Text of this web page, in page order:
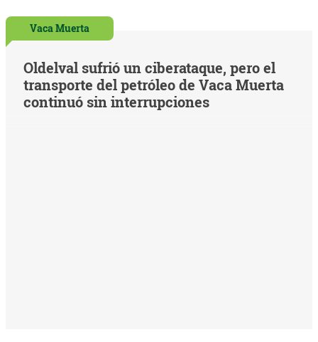
Vaca Muerta
Oldelval sufrió un ciberataque, pero el
transporte del petróleo de Vaca Muerta
continuó sin interrupciones